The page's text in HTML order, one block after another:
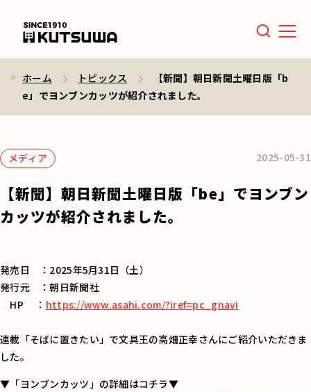
Menu
ホーム トピックス
【新聞】朝日新聞土曜日版「b
e」でヨンブンカッツが紹介されました。
メディア 2025-05-31
【新聞】朝日新聞土曜日版「be」でヨンブン
カッツが紹介されました。
発売日 ：2025年5月31日（土）
発行元 ：朝日新聞社
HP ： https://www.asahi.com/?iref=pc_gnavi
連載「そばに置きたい」で文具王の高畑正幸さんにご紹介いただきま
した。
▼「ヨンブンカッツ」の詳細はコチラ▼